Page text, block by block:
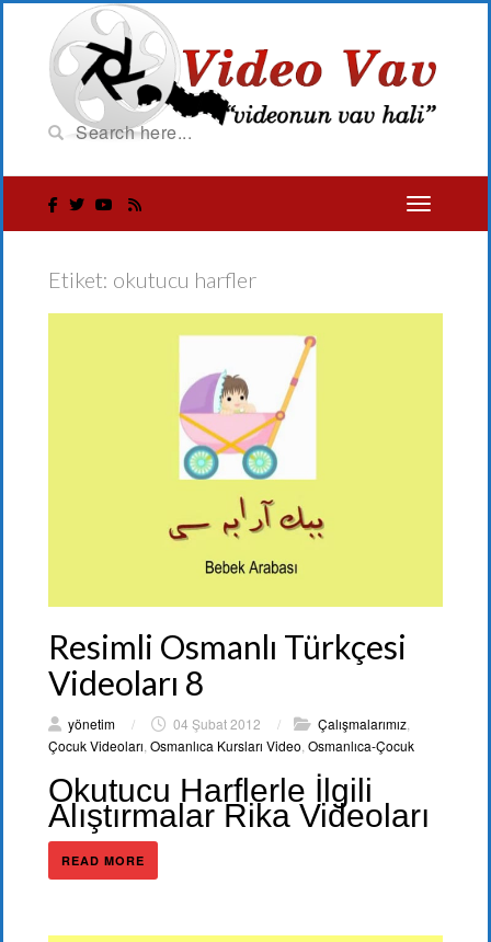
Etiket: okutucu harfler
Resimli Osmanlı Türkçesi
Videoları 8
yönetim / 04 Şubat 2012 / Çalışmalarımız
Çocuk Videoları Osmanlıca Kursları Video Osmanlıca-Çocuk
Okutucu Harflerle İlgili
Alıştırmalar Rika Videoları
READ MORE